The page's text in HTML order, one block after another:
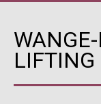
LIFTING